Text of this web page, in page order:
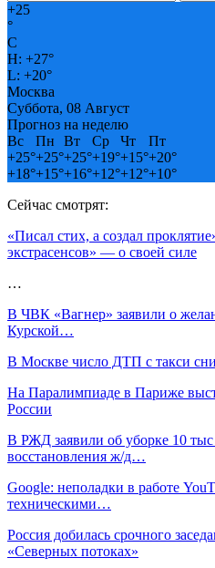
+25
°
C
H: +27°
L: +20°
Москва
Суббота, 08 Август
Прогноз на неделю
Вс
Пн Вт Ср Чт
Пт
+25°+25°+25°+19°+15°+20°
+18°+15°+16°+12°+12°+10°
Сейчас смотрят:
«Писал стих, а создал
экстрасенсов» — о своей силе
…
В ЧВК «Вагнер» заявили о
Курской…
В Москве число ДТП с такси
На Паралимпиаде в Париже
России
В РЖД заявили об уборке 10 тыс
восстановления ж/д…
Google: неполадки в работе
техническими…
Россия добилась срочного
«Северных потоках»